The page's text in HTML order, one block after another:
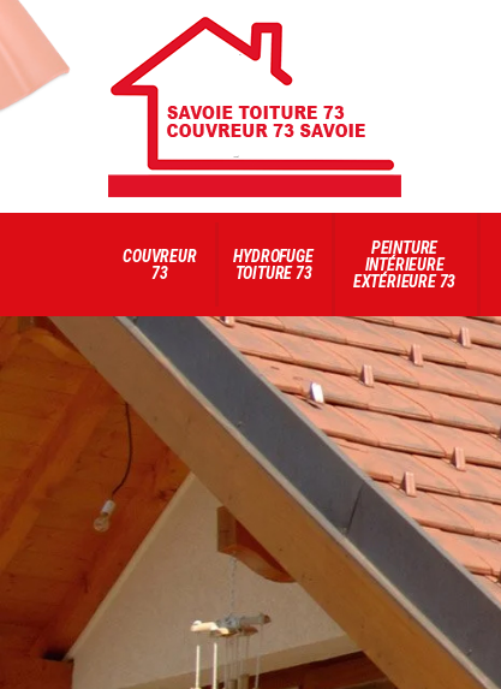
COUVREUR
73
HYDROFUGE
TOITURE 73
PEINTURE
INTÉRIEURE
EXTÉRIEURE 73